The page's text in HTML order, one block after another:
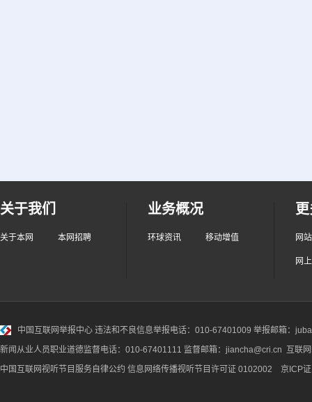
关于我们
关于本网 本网招聘
业务概况
环球资讯 移动增值 网
网
中国互联网举报中心 违法和不良信息举报电话：010-67401009 举报邮箱：
新闻从业人员职业道德监督电话：010-67401111 监督邮箱：jiancha@cri.cn 互联
中国互联网视听节目服务自律公约 信息网络传播视听节目许可证 0102002 京ICP